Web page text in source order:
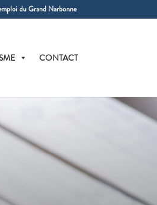
du Grand Narbonne
CONTACT